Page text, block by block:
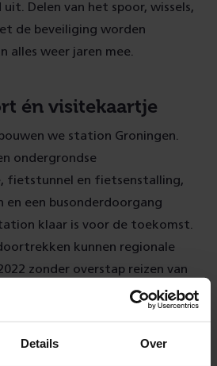
Details Over
Delen van het spoor, wissels,
de beveiliging worden
alles weer jaren mee.
én visitekaartje
we station Groningen.
ondergrondse
fietstunnel en fietsenstalling,
en een busonderdoorgang
klaar is voor de toekomst.
kunnen regionale
zonder overstap reizen van
Veendam. Het station
uitstraling en vormt straks